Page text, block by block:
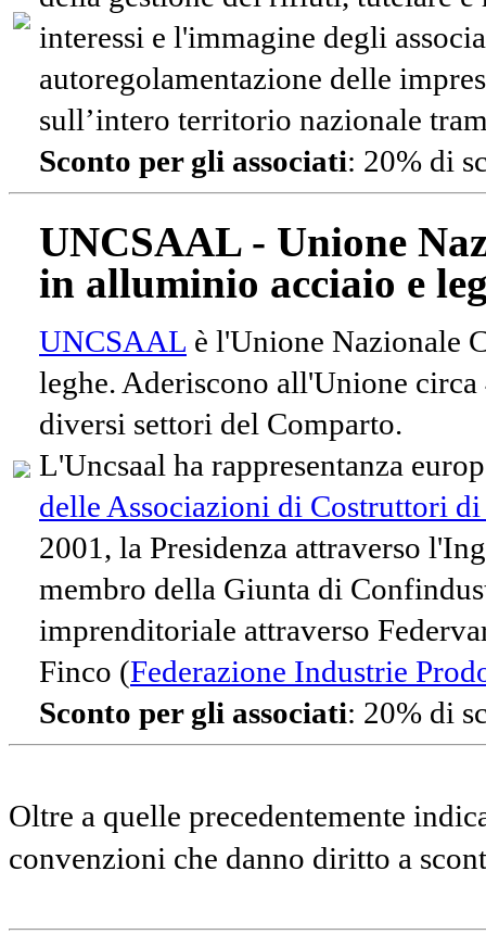
interessi e l'immagine degli
autoregolamentazione delle
sull’intero territorio nazionale
Sconto per gli associati: 20% di
UNCSAAL - Unione
in alluminio acciaio e
UNCSAAL è l'Unione Nazionale
leghe. Aderiscono all'Unione
diversi settori del Comparto.
L'Uncsaal ha rappresentanza
delle Associazioni di Costruttori
2001, la Presidenza attraverso
membro della Giunta di
imprenditoriale attraverso
Finco (Federazione Industrie
Sconto per gli associati: 20% di
Oltre a quelle precedentemente
convenzioni che danno diritto a